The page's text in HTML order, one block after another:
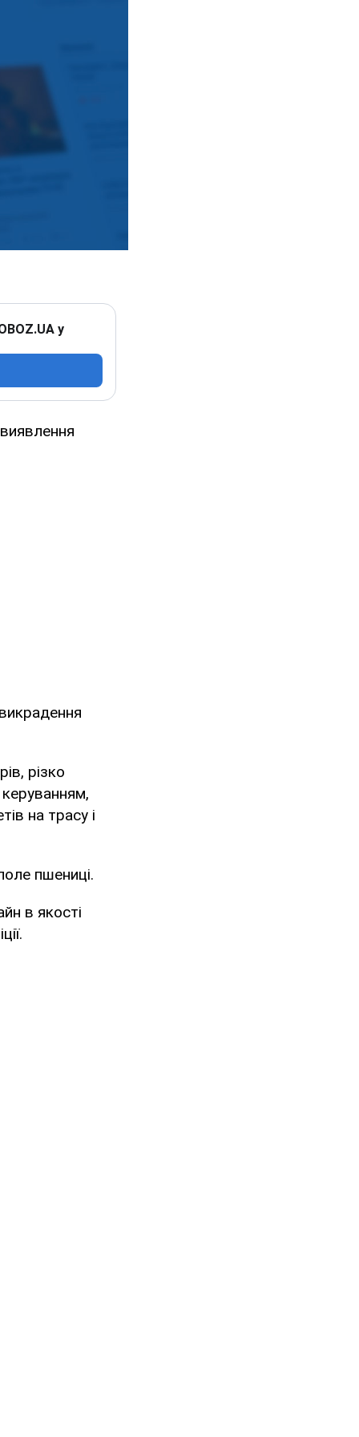
у
різко
на трасу і
пшениці.
в якості